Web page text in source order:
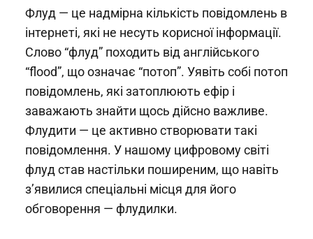
Флуд — це надмірна кількість повідомлень в
інтернеті, які не несуть корисної інформації.
Слово “флуд” походить від англійського
“flood”, що означає “потоп”. Уявіть собі потоп
повідомлень, які затоплюють ефір і
заважають знайти щось дійсно важливе.
Флудити — це активно створювати такі
повідомлення. У нашому цифровому світі
флуд став настільки поширеним, що навіть
з’явилися спеціальні місця для його
обговорення — флудилки.